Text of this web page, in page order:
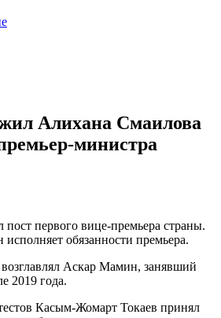
Алихана Смаилова
министра
первого вице-премьера страны.
обязанности премьера.
Аскар Мамин, занявший
2019 года.
Касым-Жомарт Токаев принял